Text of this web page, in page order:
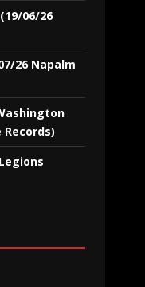
06/26
26 Napalm